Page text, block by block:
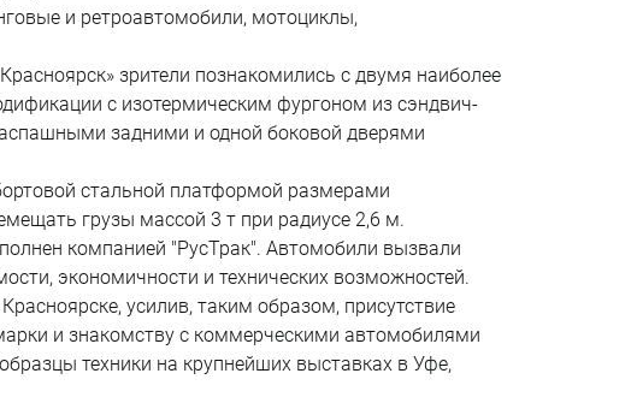
и ретроавтомобили, мотоциклы,
зрители познакомились с двумя наиболее
с изотермическим фургоном из сэндвич-
задними и одной боковой дверями
стальной платформой размерами
грузы массой 3 т при радиусе 2,6 м.
компанией "РусТрак". Автомобили вызвали
экономичности и технических возможностей.
усилив, таким образом, присутствие
и знакомству с коммерческими автомобилями
техники на крупнейших выставках в Уфе,